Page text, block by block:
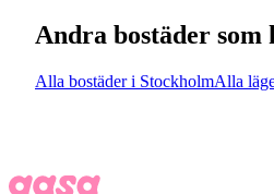
Andra bostäder som
Alla bostäder i StockholmAlla